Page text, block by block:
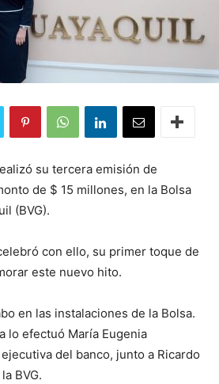
su tercera emisión de
de $ 15 millones, en la Bolsa
(BVG).
con ello, su primer toque de
este nuevo hito.
en las instalaciones de la Bolsa.
lo efectuó María Eugenia
del banco, junto a Ricardo
BVG.